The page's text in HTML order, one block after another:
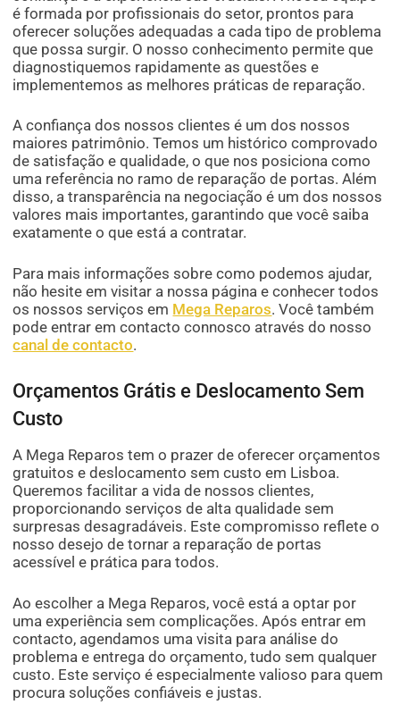
é formada por profissionais do setor, prontos para
oferecer soluções adequadas a cada tipo de problema
que possa surgir. O nosso conhecimento permite que
diagnostiquemos rapidamente as questões e
implementemos as melhores práticas de reparação.
A confiança dos nossos clientes é um dos nossos
maiores patrimônio. Temos um histórico comprovado
de satisfação e qualidade, o que nos posiciona como
uma referência no ramo de reparação de portas. Além
disso, a transparência na negociação é um dos nossos
valores mais importantes, garantindo que você saiba
exatamente o que está a contratar.
Para mais informações sobre como podemos ajudar,
não hesite em visitar a nossa página e conhecer todos
os nossos serviços em Mega Reparos. Você também
pode entrar em contacto connosco através do nosso
canal de contacto.
Orçamentos Grátis e Deslocamento Sem
Custo
A Mega Reparos tem o prazer de oferecer orçamentos
gratuitos e deslocamento sem custo em Lisboa.
Queremos facilitar a vida de nossos clientes,
proporcionando serviços de alta qualidade sem
surpresas desagradáveis. Este compromisso reflete o
nosso desejo de tornar a reparação de portas
acessível e prática para todos.
Ao escolher a Mega Reparos, você está a optar por
uma experiência sem complicações. Após entrar em
contacto, agendamos uma visita para análise do
problema e entrega do orçamento, tudo sem qualquer
custo. Este serviço é especialmente valioso para quem
procura soluções confiáveis e justas.